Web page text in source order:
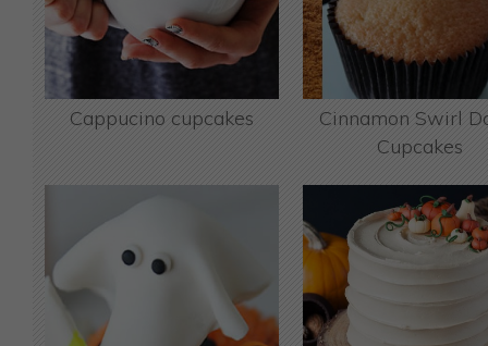
Cappucino cupcakes
Cinnamon Swirl
Cupcakes